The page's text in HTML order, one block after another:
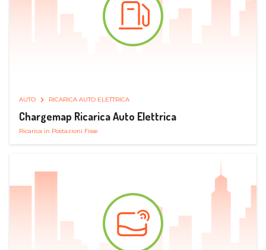
AUTO RICARICA AUTO ELETTRICA
Chargemap Ricarica Auto Elettrica
Ricarica in Postazioni Fisse